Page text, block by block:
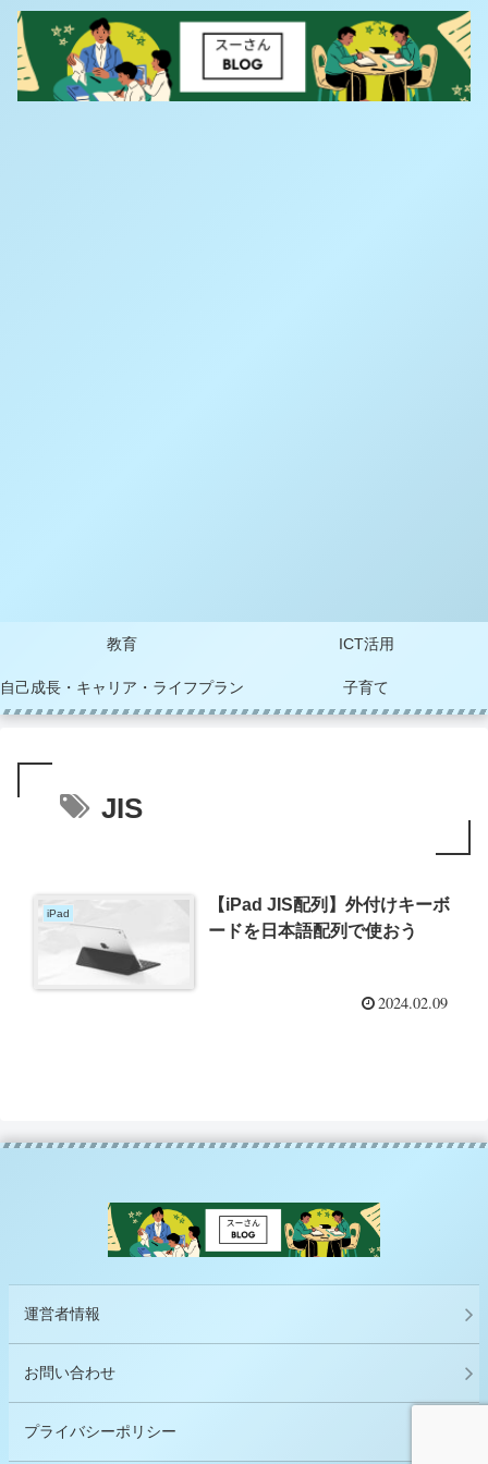
教育 ICT活用
自己成長・キャリア・ライフプラン 子育て
JIS
iPad
【iPad JIS配列】外付けキーボ
ードを日本語配列で使おう
2024.02.09
運営者情報
お問い合わせ
プライバシーポリシー